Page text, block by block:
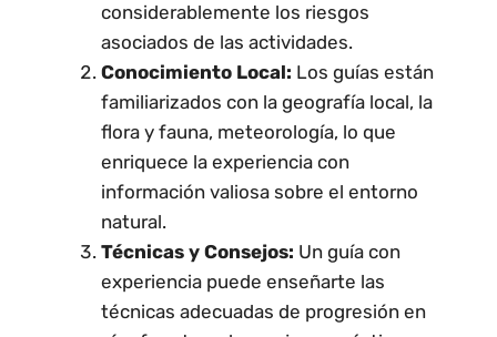
considerablemente los riesgos
asociados de las actividades.
Conocimiento Local: Los guías están
familiarizados con la geografía local, la
flora y fauna, meteorología, lo que
enriquece la experiencia con
información valiosa sobre el entorno
natural.
Técnicas y Consejos: Un guía con
experiencia puede enseñarte las
técnicas adecuadas de progresión en